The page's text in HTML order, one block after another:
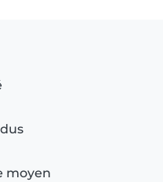
moyen